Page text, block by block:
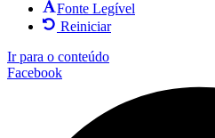
Fonte Legível
Reiniciar
Ir para o conteúdo
Facebook